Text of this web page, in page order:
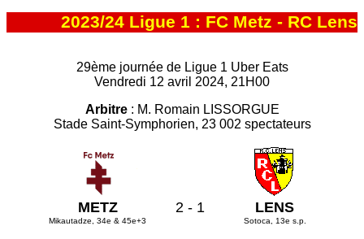
2023/24 Ligue 1 : FC Metz - RC Lens
29ème journée de Ligue 1 Uber Eats
Vendredi 12 avril 2024, 21H00
Arbitre: M. Romain LISSORGUE
Stade Saint-Symphorien, 23 002 spectateurs
METZ
Mikautadze, 34e & 45e+3
2 - 1 LENS
Sotoca, 13e s.p.